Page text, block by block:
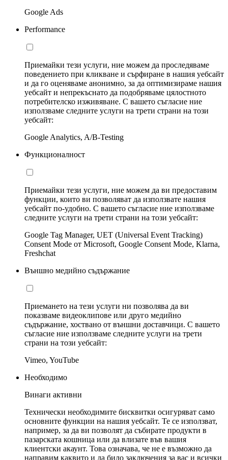
Google Ads
Performance
Приемайки тези услуги, ние можем да проследяваме
поведението при кликване и сърфиране в нашия уебсайт
и да го оценяваме анонимно, за да оптимизираме нашия
уебсайт и непрекъснато да подобряваме цялостното
потребителско изживяване. С вашето съгласие ние
използваме следните услуги на трети страни на този
уебсайт:
Google Analytics, A/B-Testing
Функционалност
Приемайки тези услуги, ние можем да ви предоставим
функции, които ви позволяват да използвате нашия
уебсайт по-удобно. С вашето съгласие ние използваме
следните услуги на трети страни на този уебсайт:
Google Tag Manager, UET (Universal Event Tracking)
Consent Mode от Microsoft, Google Consent Mode, Klarna,
Freshchat
Външно медийно съдържание
Приемането на тези услуги ни позволява да ви
показваме видеоклипове или друго медийно
съдържание, хоствано от външни доставчици. С вашето
съгласие ние използваме следните услуги на трети
страни на този уебсайт:
Vimeo, YouTube
Необходимо
Винаги активни
Технически необходимите бисквитки осигуряват само
основните функции на нашия уебсайт. Те се използват,
например, за да ви позволят да събирате продукти в
пазарската кошница или да влизате във вашия
клиентски акаунт. Това означава, че не е възможно да
направим каквито и да било заключения за вас и всички